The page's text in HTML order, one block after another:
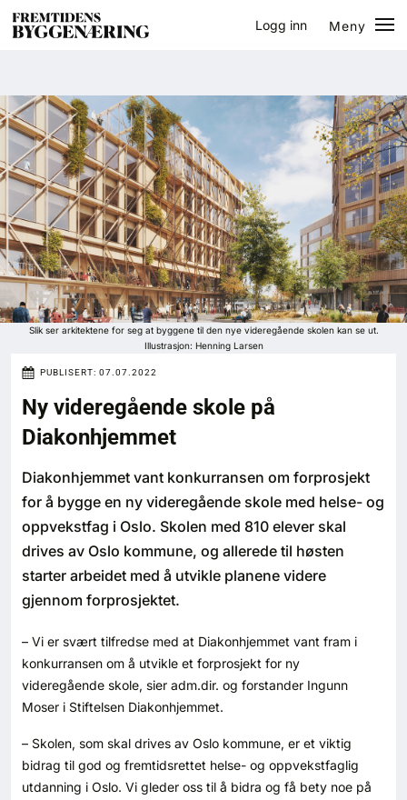
Logg inn
Meny
Eventer
Prosjekter
Bygg-guiden
Logg inn
Bygg
Arkitektur
Bærekraft
Digitalisering
Eiendom
Øvrige
Annonsering
Abonnement Pluss
Slik ser arkitektene for seg at byggene til den nye videregående skolen kan se ut.
Illustrasjon: Henning Larsen
PUBLISERT: 07.07.2022
Ny videregående skole på
Diakonhjemmet
Diakonhjemmet vant konkurransen om forprosjekt
for å bygge en ny videregående skole med helse- og
oppvekstfag i Oslo. Skolen med 810 elever skal
drives av Oslo kommune, og allerede til høsten
starter arbeidet med å utvikle planene videre
gjennom forprosjektet.
– Vi er svært tilfredse med at Diakonhjemmet vant fram i
konkurransen om å utvikle et forprosjekt for ny
videregående skole, sier adm.dir. og forstander Ingunn
Moser i Stiftelsen Diakonhjemmet.
– Skolen, som skal drives av Oslo kommune, er et viktig
bidrag til god og fremtidsrettet helse- og oppvekstfaglig
utdanning i Oslo. Vi gleder oss til å bidra og få bety noe på